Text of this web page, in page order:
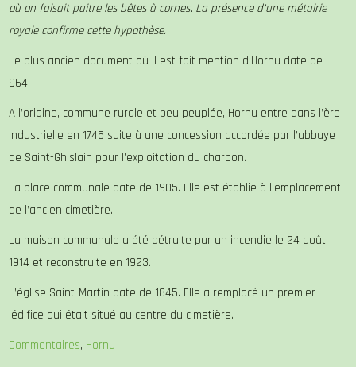
où on faisait paitre les bêtes à cornes. La présence d’une métairie
royale confirme cette hypothèse.
Le plus ancien document où il est fait mention d’Hornu date de
964.
A l’origine, commune rurale et peu peuplée, Hornu entre dans l’ère
industrielle en 1745 suite à une concession accordée par l’abbaye
de Saint-Ghislain pour l’exploitation du charbon.
La place communale date de 1905. Elle est établie à l’emplacement
de l’ancien cimetière.
La maison communale a été détruite par un incendie le 24 août
1914 et reconstruite en 1923.
L’église Saint-Martin date de 1845. Elle a remplacé un premier
,édifice qui était situé au centre du cimetière.
Commentaires, Hornu